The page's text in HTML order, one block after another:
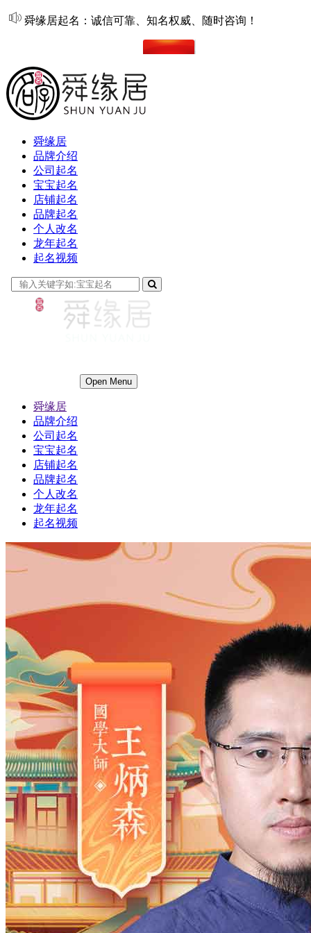
舜缘居起名：诚信可靠、知名权威、随时咨询！
舜缘居
品牌介绍
公司起名
宝宝起名
店铺起名
品牌起名
个人改名
龙年起名
起名视频
Open Menu
舜缘居
品牌介绍
公司起名
宝宝起名
店铺起名
品牌起名
个人改名
龙年起名
起名视频